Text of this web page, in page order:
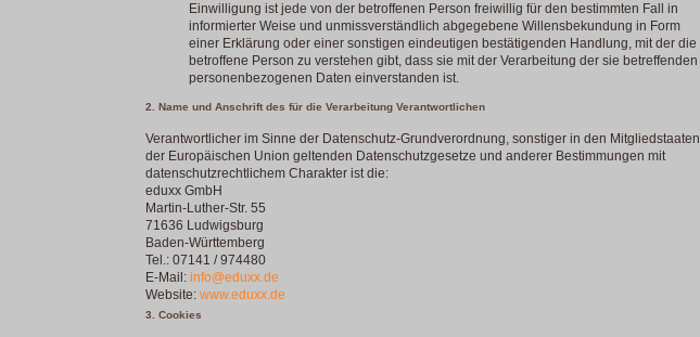
Einwilligung ist jede von der betroffenen Person freiwillig für den bestimmten Fall in
informierter Weise und unmissverständlich abgegebene Willensbekundung in Form
einer Erklärung oder einer sonstigen eindeutigen bestätigenden Handlung, mit der die
betroffene Person zu verstehen gibt, dass sie mit der Verarbeitung der sie betreffenden
personenbezogenen Daten einverstanden ist.
2. Name und Anschrift des für die Verarbeitung Verantwortlichen
Verantwortlicher im Sinne der Datenschutz-Grundverordnung, sonstiger in den Mitgliedstaaten
der Europäischen Union geltenden Datenschutzgesetze und anderer Bestimmungen mit
datenschutzrechtlichem Charakter ist die:
eduxx GmbH
Martin-Luther-Str. 55
71636 Ludwigsburg
Baden-Württemberg
Tel.: 07141 / 974480
E-Mail: info@eduxx.de
Website: www.eduxx.de
3. Cookies